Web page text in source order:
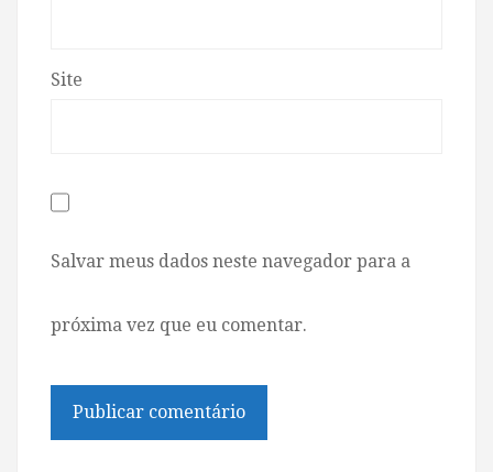
Site
Salvar meus dados neste navegador para a
próxima vez que eu comentar.